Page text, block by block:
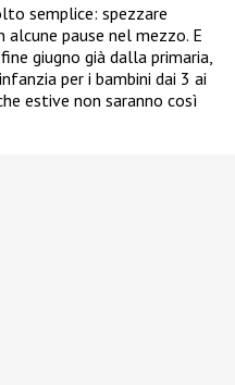
semplice: spezzare
alcune pause nel mezzo. E
giugno già dalla primaria,
per i bambini dai 3 ai
estive non saranno così